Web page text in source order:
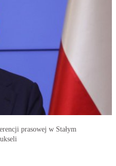
prasowej w Stałym